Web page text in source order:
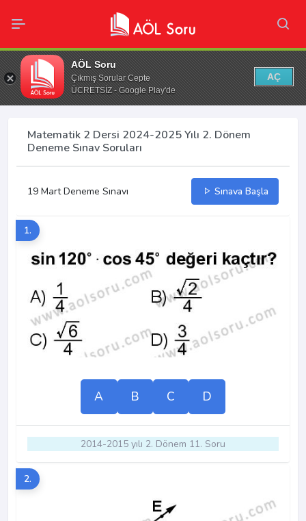
AÖL Soru
Çıkmış Sorular Cepte
ÜCRETSİZ - Google Play'de
AÇ
Matematik 2 Dersi 2024-2025 Yılı 2. Dönem
Deneme Sınav Soruları
19 Mart Deneme Sınavı Sınava Başla
1.
A B C D
2014-2015 yılı 2. Dönem 11. Soru
2.